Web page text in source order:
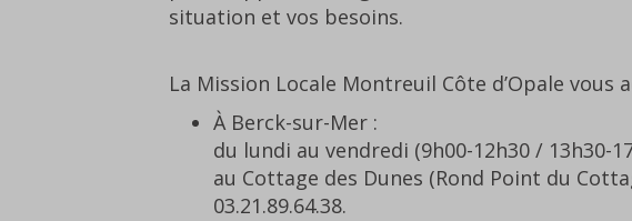
situation et vos besoins.
La Mission Locale Montreuil Côte d’Opale vous
À Berck-sur-Mer :
du lundi au vendredi (9h00-12h30 / 13h30-
au Cottage des Dunes (Rond Point du
03.21.89.64.38.